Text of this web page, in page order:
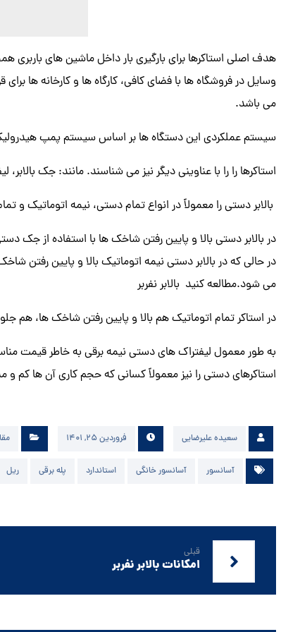
هدف اصلی استاکرها برای بارگیری بار داخل ماشین های باربری
وسایل در فروشگاه ها با فضای کافی، کارگاه ها و کارخانه ها
می باشد.
سیستم عملکردی این دستگاه ها بر اساس سیستم پمپ
استاکرها را را با عناوینی دیگر نیز می شناسند. مانند: جک
بالابر دستی را معمولاً در انواع تمام دستی، نیمه اتوماتیک و
در بالابر دستی بالا و پایین رفتن شاخک ها با استفاده از
در حالی که در بالابر دستی نیمه اتوماتیک بالا و پایین رفتن
می شود.مطالعه کنید بالابر نفربر
در استاکر تمام اتوماتیک هم بالا و پایین رفتن شاخک ها، هم
به طور معمول لیفتراک های دستی نیمه برقی به خاطر قیمت
استاکرهای دستی را نیز معمولاً کسانی که حجم کاری آن ها کم و
سعیده علیرضایی فروردین ۲۵, ۱۴۰۱
آسانسور آسانسور خانگی استاندارد پله برقی ریل
قبلی
امکانات بالابر نفربر